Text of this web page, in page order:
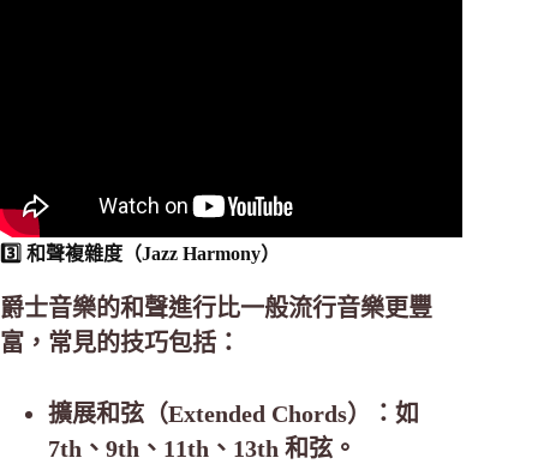
3️⃣ 和聲複雜度（Jazz Harmony）
爵士音樂的和聲進行比一般流行音樂更豐
富，常見的技巧包括：
擴展和弦（Extended Chords）：如
7th、9th、11th、13th 和弦。